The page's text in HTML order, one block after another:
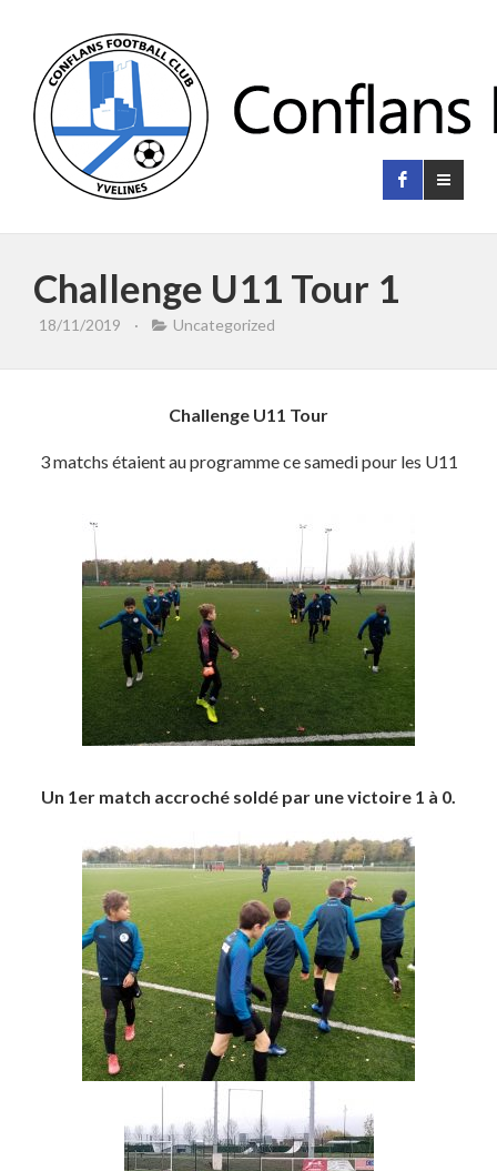
Challenge U11 Tour 1
18/11/2019 · Uncategorized
Challenge U11 Tour
3 matchs étaient au programme ce samedi pour les U11
Un 1er match accroché soldé par une victoire 1 à 0.